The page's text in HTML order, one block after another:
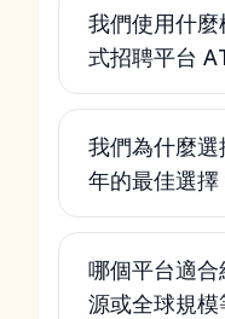
我們使用什
式招聘平台
我們為什麼
年的最佳選擇
哪個平台適
源或全球規模